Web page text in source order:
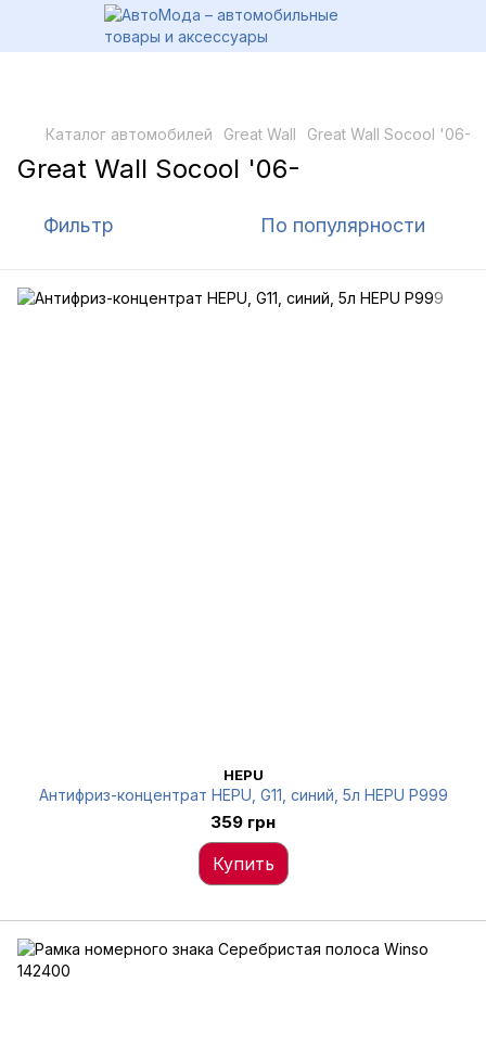
Каталог автомобилей Great Wall Great Wall Socool '06-
Great Wall Socool '06-
Фильтр По популярности
HEPU
Антифриз-концентрат HEPU, G11, синий, 5л HEPU P999
359 грн
Купить